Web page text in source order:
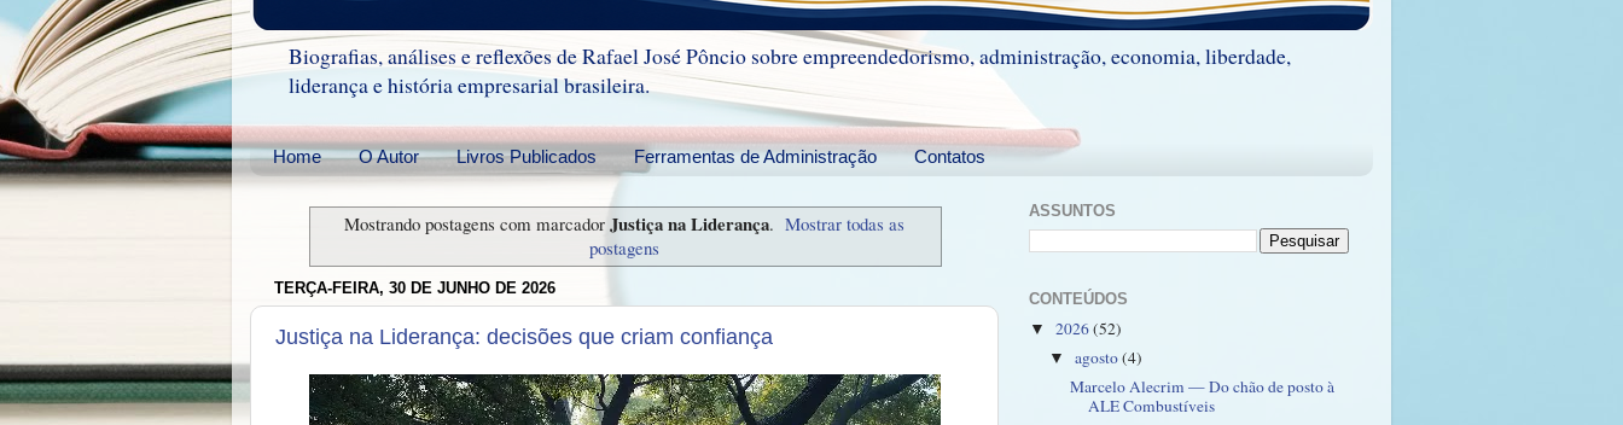
Biografias, análises e reflexões de Rafael José Pôncio sobre empreendedorismo, administração, economia, liberdade,
liderança e história empresarial brasileira.
Home O Autor Livros Publicados Ferramentas de Administração Contatos
Mostrando postagens com marcador Justiça na Liderança. Mostrar todas as
postagens
TERÇA-FEIRA, 30 DE JUNHO DE 2026
Justiça na Liderança: decisões que criam confiança
ASSUNTOS
CONTEÚDOS
▼ 2026(52)
▼agosto(4)
Marcelo Alecrim — Do chão de posto à
ALE Combustíveis